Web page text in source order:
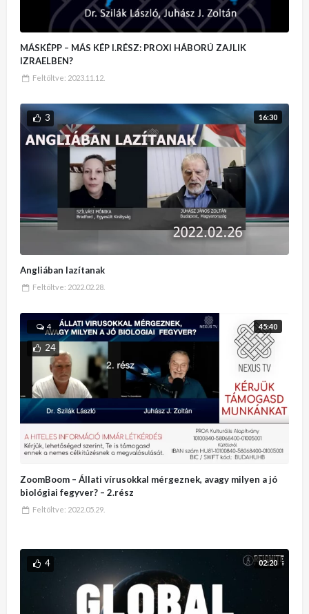
MÁSKÉPP – MÁS KÉP I.RÉSZ: PROXI HÁBORÚ ZAJLIK
IZRAELBEN?
Feltöltve: 2023.11.12.
16:30
3
Angliában lazítanak
Feltöltve: 2022.02.28.
45:40
4
24
ZoomBoom – Állati vírusokkal mérgeznek, avagy milyen a jó
biológiai fegyver? – 2.rész
Feltöltve: 2022.05.29.
02:20
4